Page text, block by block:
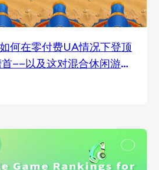
何在零付费UA情况下登顶
——以及这对混合休闲游戏